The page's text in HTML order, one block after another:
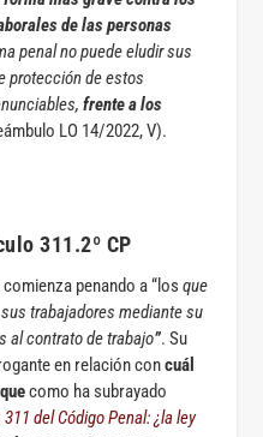
de las personas
penal no puede eludir sus
protección de estos
frente a los
LO 14/2022, V).
311.2º CP
penando a “losque
trabajadores mediante su
al contrato de trabajo”. Su
en relación concuál
como ha subrayado
311 del Código Penal: ¿la ley